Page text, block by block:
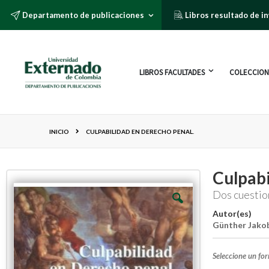
Departamento de publicaciones Libros resultado de
LIBROS FACULTADES
INICIO CULPABILIDAD EN DERECHO PENAL.
Dos
Autor(es)
Günther
Seleccione un